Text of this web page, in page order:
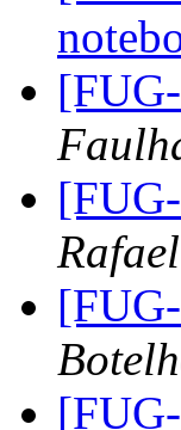
Rafael